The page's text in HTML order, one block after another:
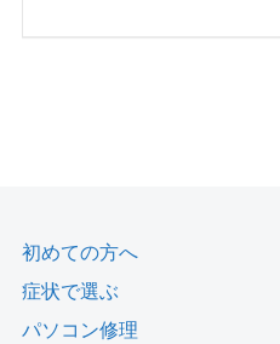
初めての方へ
症状で選ぶ
パソコン修理